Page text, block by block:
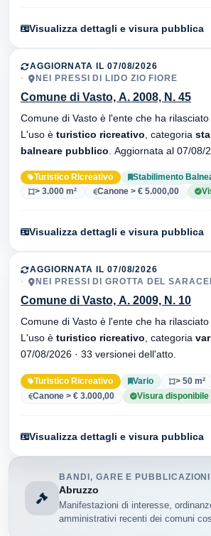
Visualizza dettagli e visura pubblica
AGGIORNATA IL 07/08/2026
NEI PRESSI DI LIDO ZIO FIORE
Comune di Vasto, A. 2008, N. 45
Comune di Vasto è l'ente che ha rilasciato
L'uso è turistico ricreativo , categoria
balneare pubblico
Turistico Ricreativo
Stabilimento
> 3.000 m²
Canone > € 5.000,00
Visualizza dettagli e visura pubblica
AGGIORNATA IL 07/08/2026
NEI PRESSI DI GROTTA DEL
Comune di Vasto, A. 2009, N. 10
Comune di Vasto è l'ente che ha rilasciato
L'uso è turistico ricreativo , categoria
07/08/2026 · 33 versionei dell'atto.
Turistico Ricreativo Vario
> 50 m²
Canone > € 3.000,00
Visura disponibile
Visualizza dettagli e visura pubblica
BANDI, GARE E PUBBLICAZIONI
Abruzzo
Manifestazioni di interesse,
amministrativi recenti dei comuni